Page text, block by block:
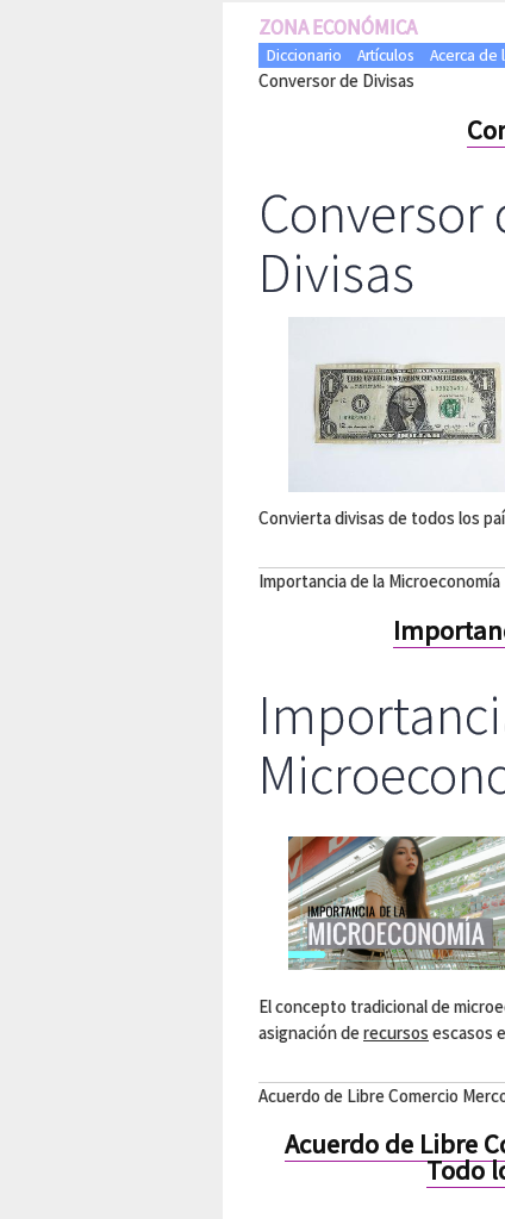
ZONA ECONÓMICA
Diccionario Artículos Acerca de
Conversor de Divisas
Conversor
Divisas
Convierta divisas de todos los
Importancia de la Microeconomía
El concepto tradicional de
asignación derecursos escasos
Acuerdo de Libre Comercio
Acuerdo de Libre
Todo